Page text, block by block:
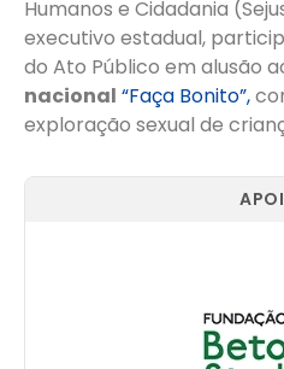
Humanos e Cidadania
executivo estadual,
do Ato Público em alusão
nacional “Faça Bonito”,
exploração sexual de